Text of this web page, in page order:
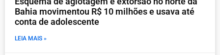
Bahia movimentou R$ 10 milhões e usava até
conta de adolescente
LEIA MAIS »